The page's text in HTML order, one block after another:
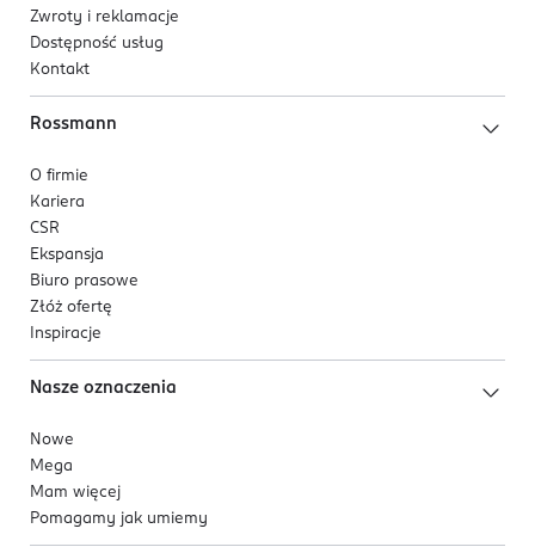
Zwroty i reklamacje
Dostępność usług
Kontakt
Rossmann
O firmie
Kariera
CSR
Ekspansja
Biuro prasowe
Złóż ofertę
Inspiracje
Nasze oznaczenia
Nowe
Mega
Mam więcej
Pomagamy jak umiemy